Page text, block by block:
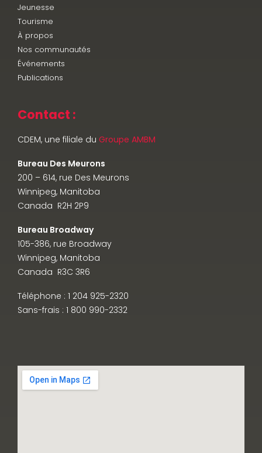
Jeunesse
Tourisme
À propos
Nos communautés
Événements
Publications
Contact :
CDEM, une filiale du Groupe AMBM
Bureau Des Meurons
200 – 614, rue Des Meurons
Winnipeg, Manitoba
Canada R2H 2P9
Bureau Broadway
105-386, rue Broadway
Winnipeg, Manitoba
Canada R3C 3R6
Téléphone : 1 204 925-2320
Sans-frais : 1 800 990-2332